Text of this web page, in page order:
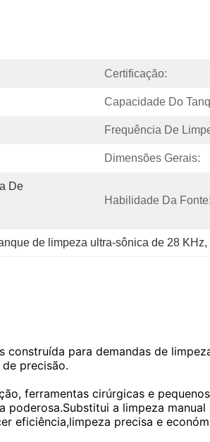
Certificação:
Capacidade Do
Frequência De
Dimensões Gerais:
De
Habilidade Da Fonte:
de limpeza ultra-sônica de 28 KHz,
para demandas de
precisão.
ferramentas cirúrgicas e
a limpeza
eficiência,limpeza precisa e